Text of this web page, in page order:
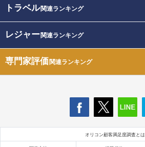
トラベル関連ランキング
レジャー関連ランキング
専門家評価関連ランキング
オリコン顧客満足度調査とは